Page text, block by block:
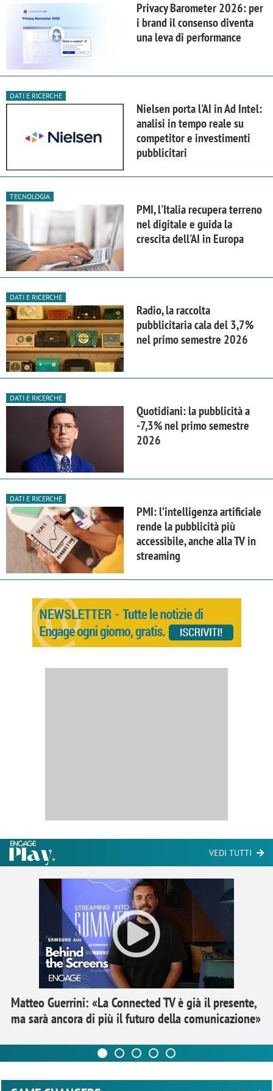
Privacy Barometer 2026: per
i brand il consenso diventa
una leva di performance
DATI E RICERCHE
Nielsen porta l'AI in Ad Intel:
analisi in tempo reale su
competitor e investimenti
pubblicitari
TECNOLOGIA
PMI, l'Italia recupera terreno
nel digitale e guida la
crescita dell'AI in Europa
DATI E RICERCHE
Radio, la raccolta
pubblicitaria cala del 3,7%
nel primo semestre 2026
DATI E RICERCHE
Quotidiani: la pubblicità a
-7,3% nel primo semestre
2026
DATI E RICERCHE
PMI: l’intelligenza artificiale
rende la pubblicità più
accessibile, anche alla TV in
streaming
VEDI TUTTI
Matteo Guerrini: «La Connected TV è già il presente,
ma sarà ancora di più il futuro della comunicazione»